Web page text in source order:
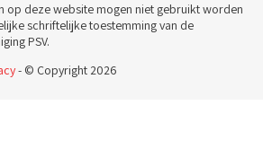
op deze website mogen niet gebruikt worden
schriftelijke toestemming van de
PSV.
- © Copyright 2026